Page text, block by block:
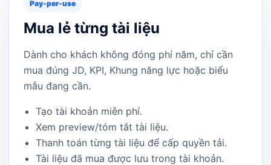
Pay-per-use
Mua lẻ từng tài liệu
Dành cho khách không đóng phí năm, chỉ cần
mua đúng JD, KPI, Khung năng lực hoặc biểu
mẫu đang cần.
Tạo tài khoản miễn phí.
Xem preview/tóm tắt tài liệu.
Thanh toán từng tài liệu để cấp quyền tải.
Tài liệu đã mua được lưu trong tài khoản.